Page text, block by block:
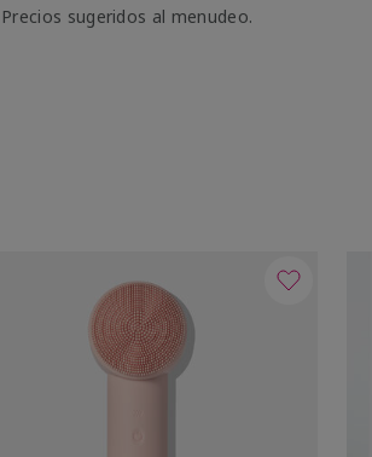
Precios sugeridos al menudeo.